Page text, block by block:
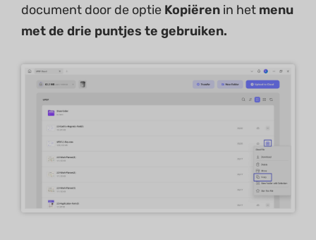
document door de optie Kopiëren in het menu
met de drie puntjes te gebruiken.